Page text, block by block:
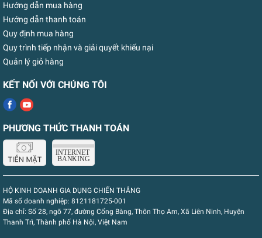
Hướng dẫn mua hàng
Hướng dẫn thanh toán
Quy định mua hàng
Quy trình tiếp nhận và giải quyết khiếu nại
Quản lý giỏ hàng
KẾT NỐI VỚI CHÚNG TÔI
PHƯƠNG THỨC THANH TOÁN
HỘ KINH DOANH GIA DỤNG CHIẾN THẮNG
Mã số doanh nghiệp: 8121181725-001
Địa chỉ: Số 28, ngõ 77, đường Cổng Bàng, Thôn Thọ Am, Xã Liên Ninh, Huyện
Thanh Trì, Thành phố Hà Nội, Việt Nam